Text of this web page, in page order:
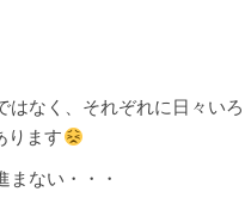
なく、それぞれに日々いろ
ります
まない・・・